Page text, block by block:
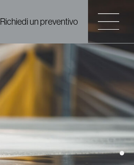
Richiedi un preventivo